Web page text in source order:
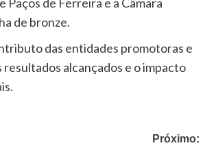
de bronze.
das entidades promotoras e
alcançados e o impacto
Próximo: